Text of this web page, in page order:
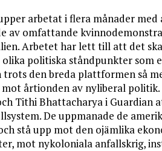
arbetat i flera månader med
av omfattande
Arbetet har lett till att det
politiska ståndpunkter som
den breda plattformen så
årtionden av nyliberal politik.
Tithi Bhattacharya i Guardian
De uppmanade de
stå upp mot den ojämlika
mot nykoloniala anfallskrig,